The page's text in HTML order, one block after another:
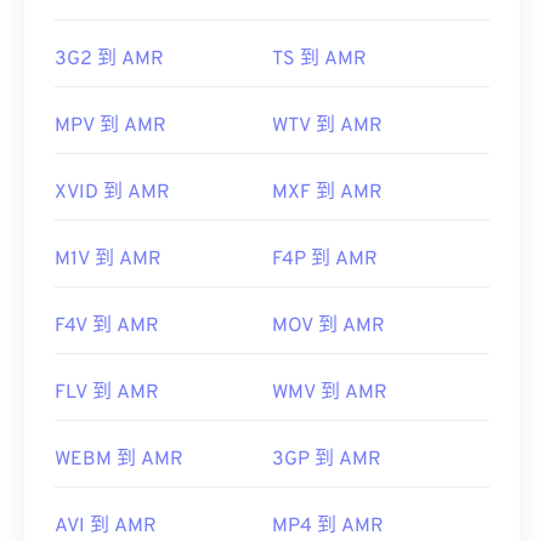
3G2 到 AMR TS 到 AMR
MPV 到 AMR WTV 到 AMR
XVID 到 AMR MXF 到 AMR
M1V 到 AMR F4P 到 AMR
F4V 到 AMR MOV 到 AMR
FLV 到 AMR WMV 到 AMR
WEBM 到 AMR 3GP 到 AMR
AVI 到 AMR MP4 到 AMR